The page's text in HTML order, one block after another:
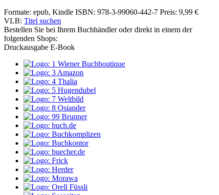
Formate: epub, Kindle ISBN: 978-3-99060-442-7 Preis: 9,99 €
VLB: Titel suchen
Bestellen Sie bei Ihrem Buchhändler oder direkt in einem der
folgenden Shops:
Druckausgabe E-Book